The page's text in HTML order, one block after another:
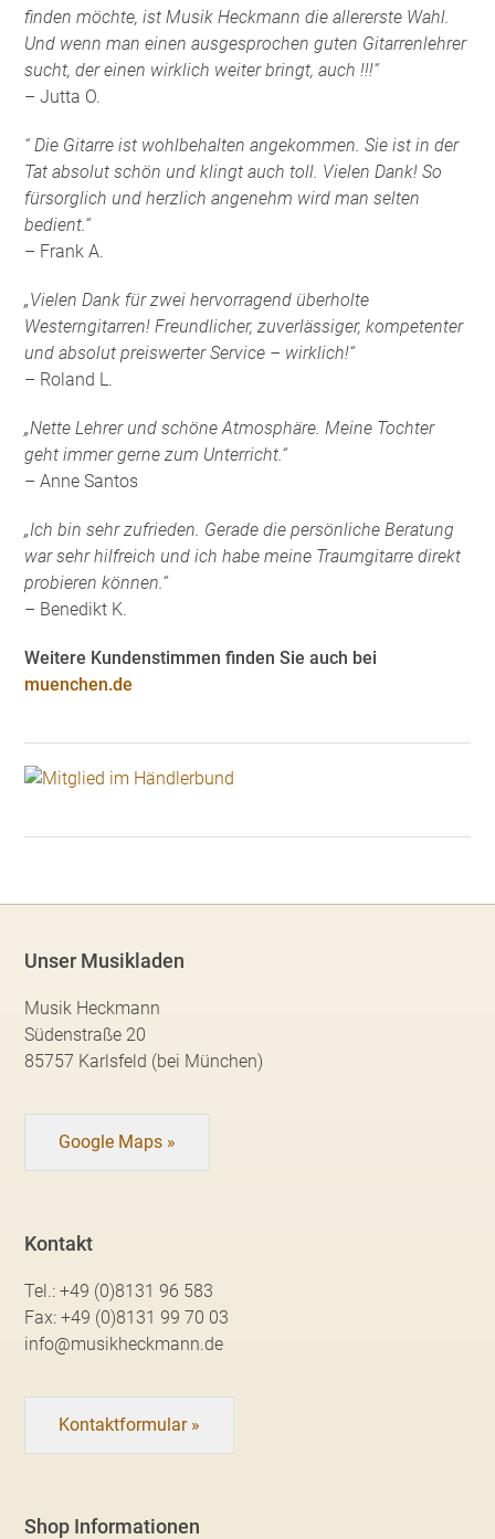
finden möchte, ist Musik Heckmann die allererste Wahl.
Und wenn man einen ausgesprochen guten Gitarrenlehrer
sucht, der einen wirklich weiter bringt, auch !!!“
– Jutta O.
“ Die Gitarre ist wohlbehalten angekommen. Sie ist in der
Tat absolut schön und klingt auch toll. Vielen Dank! So
fürsorglich und herzlich angenehm wird man selten
bedient.“
– Frank A.
„Vielen Dank für zwei hervorragend überholte
Westerngitarren! Freundlicher, zuverlässiger, kompetenter
und absolut preiswerter Service – wirklich!“
– Roland L.
„Nette Lehrer und schöne Atmosphäre. Meine Tochter
geht immer gerne zum Unterricht.“
– Anne Santos
„Ich bin sehr zufrieden. Gerade die persönliche Beratung
war sehr hilfreich und ich habe meine Traumgitarre direkt
probieren können.“
– Benedikt K.
Weitere Kundenstimmen finden Sie auch bei
muenchen.de
Unser Musikladen
Musik Heckmann
Südenstraße 20
85757 Karlsfeld (bei München)
Google Maps »
Kontakt
Tel.:+49 (0)8131 96 583
Fax:+49 (0)8131 99 70 03
info@musikheckmann.de
Kontaktformular »
Shop Informationen